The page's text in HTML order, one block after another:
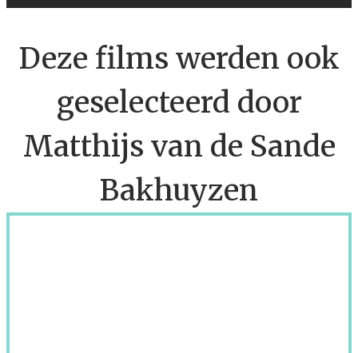
Deze films werden ook
geselecteerd door
Matthijs van de Sande
Bakhuyzen